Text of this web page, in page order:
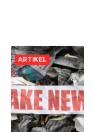
ARTIKEL